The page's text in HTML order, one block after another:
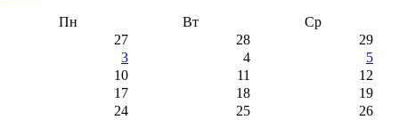
Пн Вт
Ср
27
28
29
3
4
5
10
11
12
17
18
19
24
25
26